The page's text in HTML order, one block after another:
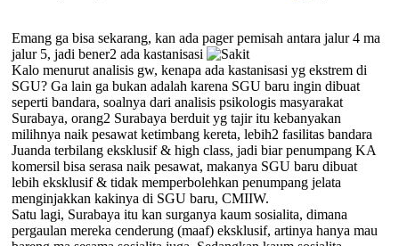
Emang ga bisa sekarang, kan ada pager pemisah antara jalur 4 ma
jalur 5, jadi bener2 ada kastanisasi
Kalo menurut analisis gw, kenapa ada kastanisasi yg ekstrem di
SGU? Ga lain ga bukan adalah karena SGU baru ingin dibuat
seperti bandara, soalnya dari analisis psikologis masyarakat
Surabaya, orang2 Surabaya berduit yg tajir itu kebanyakan
milihnya naik pesawat ketimbang kereta, lebih2 fasilitas bandara
Juanda terbilang eksklusif & high class, jadi biar penumpang KA
komersil bisa serasa naik pesawat, makanya SGU baru dibuat
lebih eksklusif & tidak memperbolehkan penumpang jelata
menginjakkan kakinya di SGU baru, CMIIW.
Satu lagi, Surabaya itu kan surganya kaum sosialita, dimana
pergaulan mereka cenderung (maaf) eksklusif, artinya hanya mau